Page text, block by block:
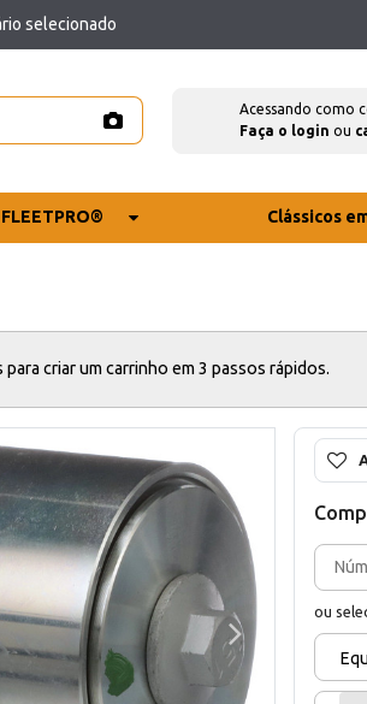
selecionado
Acessando como
Faça o login ou
FLEETPRO® Clássicos
criar um carrinho em 3 passos rápidos.
ou